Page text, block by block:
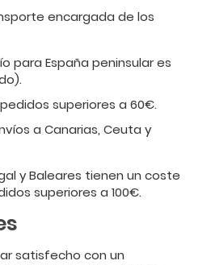
encargada de los
para España peninsular es
superiores a 60€.
a Canarias, Ceuta y
y Baleares tienen un coste
superiores a 100€.
satisfecho con un